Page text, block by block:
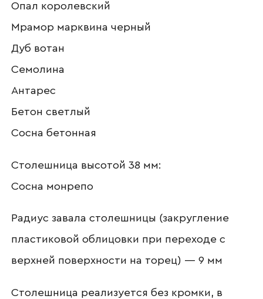
Опал королевский
Мрамор марквина черный
Дуб вотан
Семолина
Антарес
Бетон светлый
Сосна бетонная
Столешница высотой 38 мм:
Сосна монрепо
Радиус завала столешницы (закругление
пластиковой облицовки при переходе с
верхней поверхности на торец) — 9 мм
Столешница реализуется без кромки, в
Ваш email
Номер телефона
Прикрепите логотип
Отправить
политикой конфиденциальности
и обработкой данных.